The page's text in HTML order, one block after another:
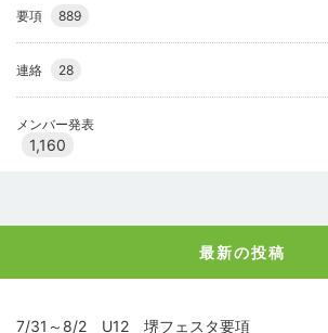
要項 889
連絡 28
メンバー発表
1,160
最新の投稿
7/31～8/2 U12 堺フェスタ要項